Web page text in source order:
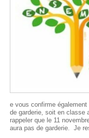
e vous confirme
de garderie, soit en classe
rappeler que le 11
aura pas de garderie. Je